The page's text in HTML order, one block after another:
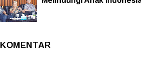
KOMENTAR